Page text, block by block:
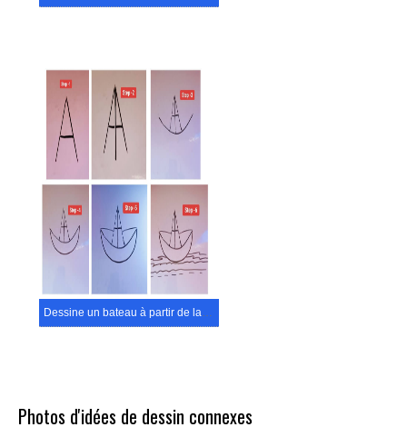
Dessine un bateau à partir de la lettre A
Photos d'idées de dessin connexes